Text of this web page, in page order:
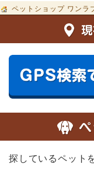
ペットショップ ワンラ
探しているペット